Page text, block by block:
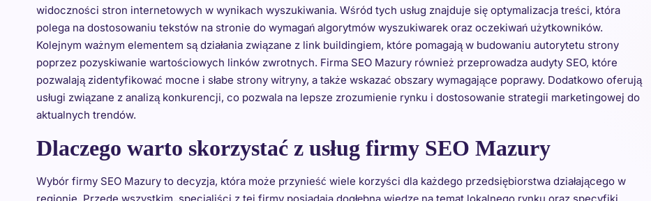
widoczności stron internetowych w wynikach wyszukiwania. Wśród tych usług znajduje się optymalizacja treści, która
polega na dostosowaniu tekstów na stronie do wymagań algorytmów wyszukiwarek oraz oczekiwań użytkowników.
Kolejnym ważnym elementem są działania związane z link buildingiem, które pomagają w budowaniu autorytetu strony
poprzez pozyskiwanie wartościowych linków zwrotnych. Firma SEO Mazury również przeprowadza audyty SEO, które
pozwalają zidentyfikować mocne i słabe strony witryny, a także wskazać obszary wymagające poprawy. Dodatkowo oferują
usługi związane z analizą konkurencji, co pozwala na lepsze zrozumienie rynku i dostosowanie strategii marketingowej do
aktualnych trendów.
Dlaczego warto skorzystać z usług firmy SEO Mazury
Wybór firmy SEO Mazury to decyzja, która może przynieść wiele korzyści dla każdego przedsiębiorstwa działającego w